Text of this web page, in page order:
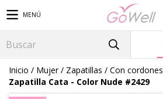
MENÚ
Inicio / Mujer / Zapatillas / Con cordones
Zapatilla Cata - Color Nude #2429